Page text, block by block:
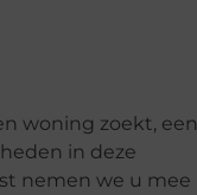
woning zoekt, een
in deze
nemen we u mee